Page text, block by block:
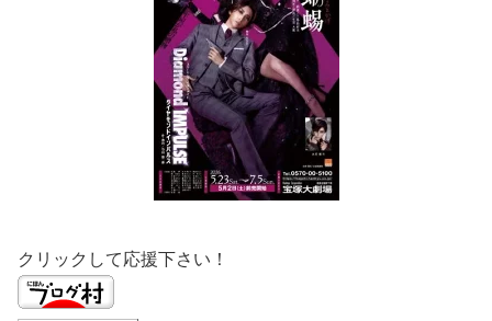
クリックして応援下さい！